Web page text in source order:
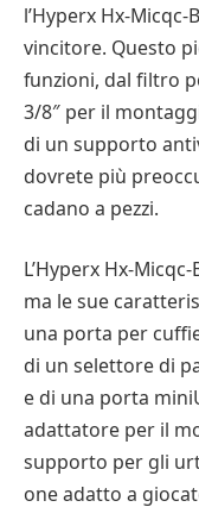
l’Hyperx Hx-
vincitore. Questo
funzioni, dal filtro
3/8″ per il
di un supporto
dovrete più
cadano a pezzi.
L’Hyperx Hx-
ma le sue
una porta per
di un selettore di
e di una porta
adattatore per il
supporto per gli
one adatto a